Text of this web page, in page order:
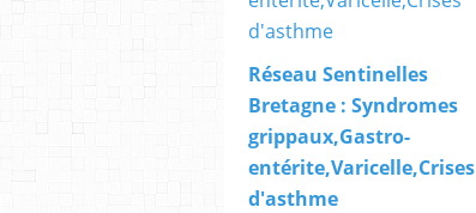
Réseau Sentinelles
Bretagne : Syndromes
grippaux,Gastro-
entérite,Varicelle,Crises
d'asthme